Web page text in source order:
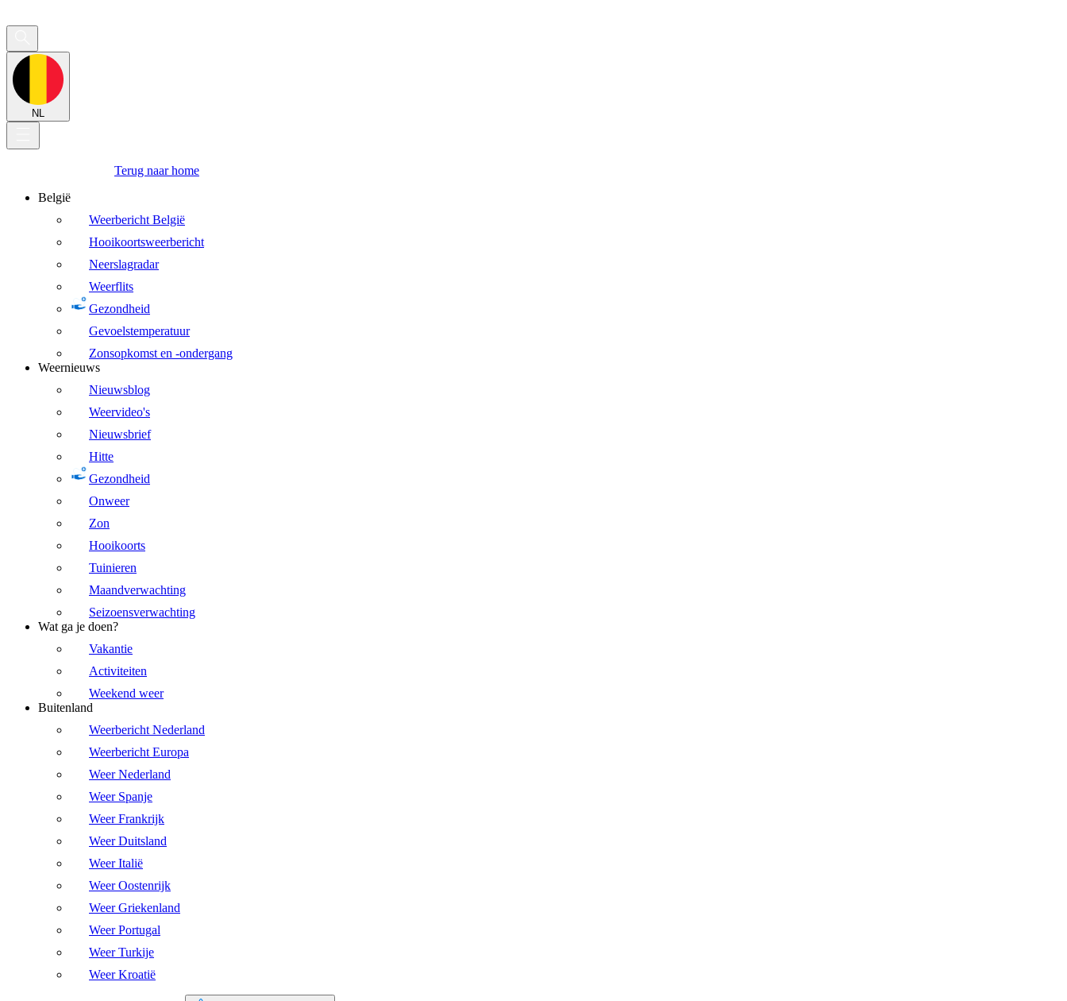
NL
Terug naar home
België
Weerbericht België
Hooikoortsweerbericht
Neerslagradar
Weerflits
Gezondheid
Gevoelstemperatuur
Zonsopkomst en -ondergang
Weernieuws
Nieuwsblog
Weervideo's
Nieuwsbrief
Hitte
Gezondheid
Onweer
Zon
Hooikoorts
Tuinieren
Maandverwachting
Seizoensverwachting
Wat ga je doen?
Vakantie
Activiteiten
Weekend weer
Buitenland
Weerbericht Nederland
Weerbericht Europa
Weer Nederland
Weer Spanje
Weer Frankrijk
Weer Duitsland
Weer Italië
Weer Oostenrijk
Weer Griekenland
Weer Portugal
Weer Turkije
Weer Kroatië